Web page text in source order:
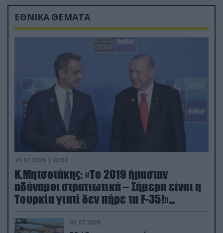
ΕΘΝΙΚΑ ΘΕΜΑΤΑ
24.07.2026 | 22:02
Κ.Μητσοτάκης: «Το 2019 ήμασταν
αδύναμοι στρατιωτικά – Σήμερα είναι η
Τουρκία γιατί δεν πήρε τα F-35!»
(βίντεο)
09.07.2026